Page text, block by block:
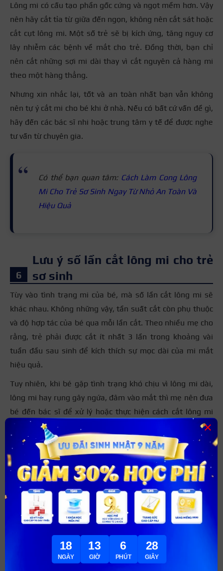
Lông mi có cấu tạo phần gốc cứng và ngọt mềm hơn. Vậy
nên hãy cắt tỉa từ giữa đến ngọn, không nên cắt sát hoặc
cắt cụt lông mi. Một số trẻ sẽ bị kích ứng, tăng nguy cơ
lây nhiễm các bệnh về mắt cho trẻ. Đồng thời, bạn chỉ
nên cắt những sợi mi dài thay vì cắt nguyên cả hàng mi
theo một hàng thẳng.
Nhưng xin nhắc lại, tốt và an toàn nhất bạn vẫn không
nên tự ý cắt mi cho bé khi ở nhà. Nếu có bất cứ vấn đề gì,
hãy đến các bác sĩ nhi hoặc trung tâm y tế để được nghe
tư vấn từ chuyên gia.
Có thể bạn quan tâm: Cách Làm Cong Lông
Mi Cho Trẻ Sơ Sinh Ngay Từ Nhỏ An Toàn Và
Hiệu Quả
Lưu ý số lần cắt lông mi cho trẻ
sơ sinh
Tùy vào tình trạng mi của bé, mà số lần cắt lông mi sẽ
khác nhau. Không những vậy, tần suất cắt còn phụ thuộc
và độ hợp tác của bé qua mỗi lần cắt. Theo nhiều mẹ cho
rằng, trẻ phải được cắt ít nhất 3 lần trong khoảng vài
tuần đầu sau sinh để kích thích sự mọc dài của mi mắt
hiệu quả.
Tuy nhiên, khi bé gặp tình trạng khó chịu vì lông mi dài,
lông mi hay rụng gây ngứa, đâm vào mắt thì mẹ nên đưa
bé đến bác sĩ để xử lý hoặc thực hiện cách cắt lông mi
ngay cho con. Trường hợp lông mi rơi vào mắt, mẹ phải
đưa con đến bác sĩ, đừng để con dụi tay vào mắt quá
nhiều để lông mi đâm sâu vào mắt hơn.
18
NGÀY
13
GIỜ
6
PHÚT
26
GIÂY
×